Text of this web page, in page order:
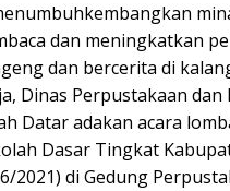
dan meningkatkan
dan bercerita di
Dinas Perpustakaan dan
Datar adakan acara
Dasar Tingkat
2021) di Gedung